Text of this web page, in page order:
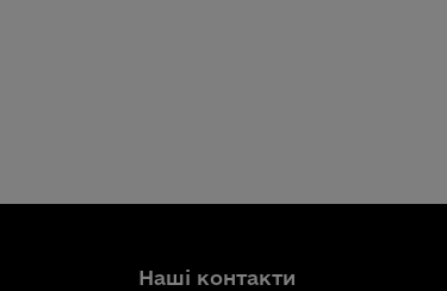
Наші контакти